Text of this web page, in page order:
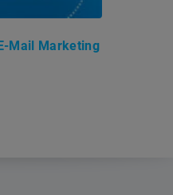
Mail Marketing